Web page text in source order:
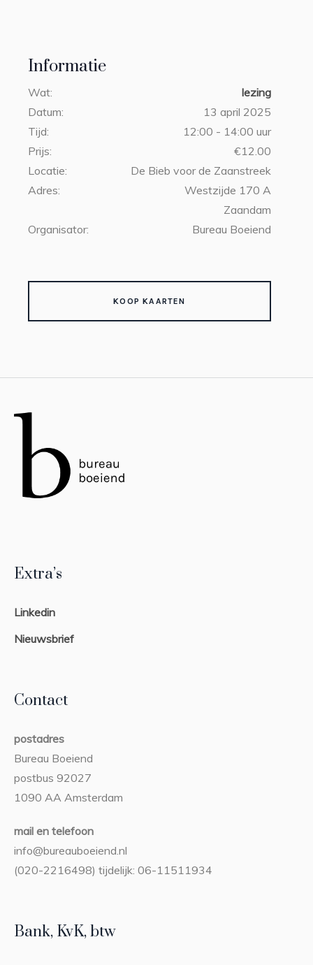
Informatie
Wat:
lezing
Datum:
13 april 2025
Tijd:
12:00 - 14:00 uur
Prijs:
€12.00
Locatie:
De Bieb voor de Zaanstreek
Adres:
Westzijde 170 A
Zaandam
Organisator:
Bureau Boeiend
KOOP KAARTEN
Extra’s
Linkedin
Nieuwsbrief
Contact
postadres
Bureau Boeiend
postbus 92027
1090 AA Amsterdam
mail en telefoon
info@bureauboeiend.nl
(020-2216498) tijdelijk: 06-11511934
Bank, KvK, btw